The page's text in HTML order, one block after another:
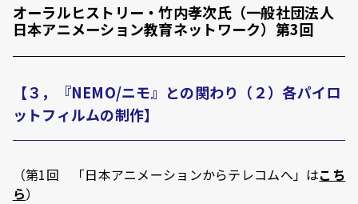
オーラルヒストリー・竹内孝次氏（一般社団法人
日本アニメーション教育ネットワーク）第3回
【３，『NEMO/ニモ』との関わり（２）各パイロ
ットフィルムの制作】
（第1回 「日本アニメーションからテレコムへ」はこち
ら）